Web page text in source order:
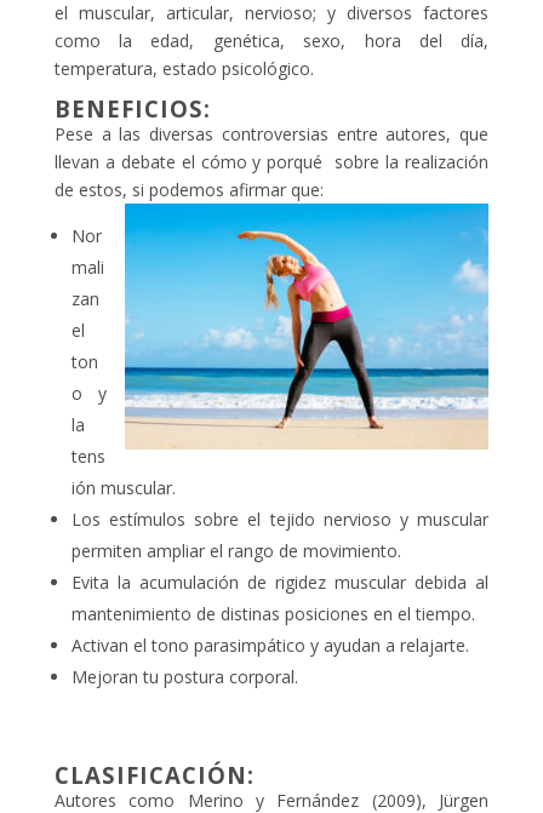
el muscular, articular, nervioso; y diversos factores
como la edad, genética, sexo, hora del día,
temperatura, estado psicológico.
BENEFICIOS:
Pese a las diversas controversias entre autores, que
llevan a debate el cómo y porqué sobre la realización
de estos, si podemos afirmar que:
Nor
mali
zan
el
ton
o y
la
tens
ión muscular.
Los estímulos sobre el tejido nervioso y muscular
permiten ampliar el rango de movimiento.
Evita la acumulación de rigidez muscular debida al
mantenimiento de distinas posiciones en el tiempo.
Activan el tono parasimpático y ayudan a relajarte.
Mejoran tu postura corporal.
CLASIFICACIÓN:
Autores como Merino y Fernández (2009), Jürgen